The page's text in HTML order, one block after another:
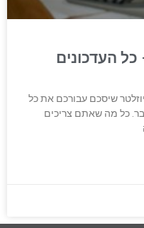
2021 – כל העדכונים
ניוזלטר שיסכם עבורכם את כל
כל מה שאתם צריכים